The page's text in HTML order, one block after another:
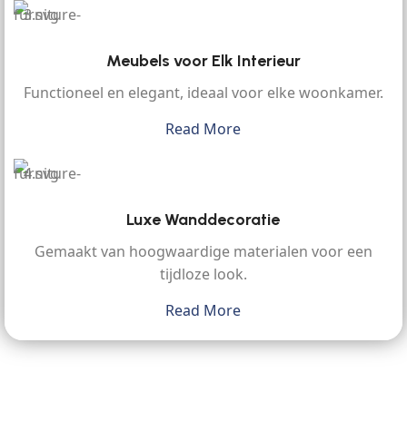
Meubels voor Elk Interieur
Functioneel en elegant, ideaal voor elke woonkamer.
Read More
Luxe Wanddecoratie
Gemaakt van hoogwaardige materialen voor een
tijdloze look.
Read More